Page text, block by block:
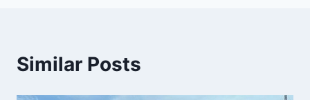
Similar Posts